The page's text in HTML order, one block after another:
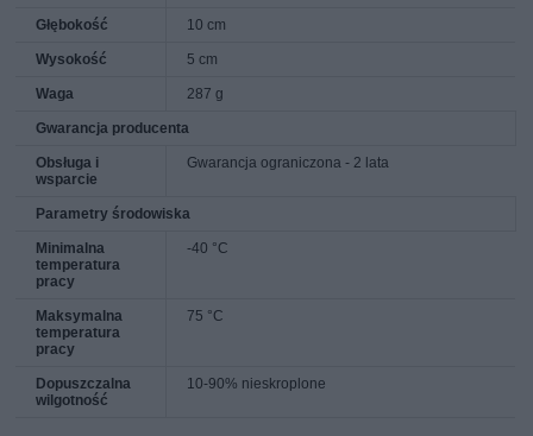
Głębokość 10 cm
Wysokość 5 cm
Waga 287 g
Gwarancja producenta
Obsługa i
wsparcie
Gwarancja ograniczona - 2 lata
Parametry środowiska
Minimalna
temperatura
pracy
-40 °C
Maksymalna
temperatura
pracy
75 °C
Dopuszczalna
wilgotność
10-90% nieskroplone